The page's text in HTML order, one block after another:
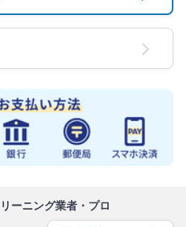
ーニング業者・プロ